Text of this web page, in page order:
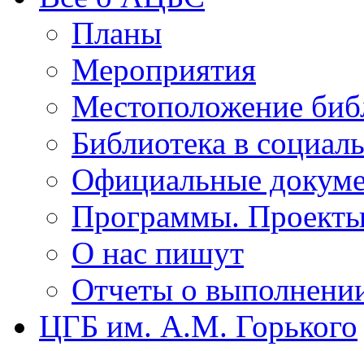
Планы
Мероприятия
Местоположение
Библиотека в
Официальные
Программы.
О нас пишут
Отчеты о
ЦГБ им. А.М. Горького